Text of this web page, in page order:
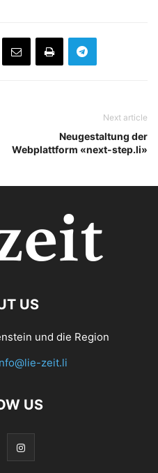
Next article
Neugestaltung der
Webplattform «next-step.li»
US
und die Region
zeit.li
US